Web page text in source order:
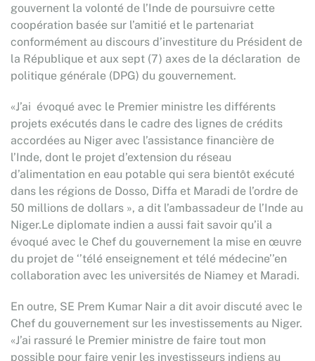
gouvernent la volonté de l’Inde de poursuivre cette
coopération basée sur l’amitié et le partenariat
conformément au discours d’investiture du Président de
la République et aux sept (7) axes de la déclaration de
politique générale (DPG) du gouvernement.
«J’ai évoqué avec le Premier ministre les différents
projets exécutés dans le cadre des lignes de crédits
accordées au Niger avec l’assistance financière de
l’Inde, dont le projet d’extension du réseau
d’alimentation en eau potable qui sera bientôt exécuté
dans les régions de Dosso, Diffa et Maradi de l’ordre de
50 millions de dollars », a dit l’ambassadeur de l’Inde au
Niger.Le diplomate indien a aussi fait savoir qu’il a
évoqué avec le Chef du gouvernement la mise en œuvre
du projet de ‘’télé enseignement et télé médecine’’en
collaboration avec les universités de Niamey et Maradi.
En outre, SE Prem Kumar Nair a dit avoir discuté avec le
Chef du gouvernement sur les investissements au Niger.
«J’ai rassuré le Premier ministre de faire tout mon
possible pour faire venir les investisseurs indiens au